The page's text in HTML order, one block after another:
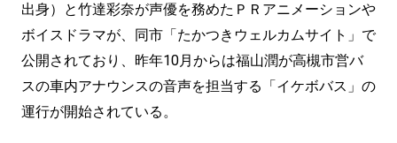
出身）と竹達彩奈が声優を務めたＰＲアニメーションや
ボイスドラマが、同市「たかつきウェルカムサイト」で
公開されており、昨年10月からは福山潤が高槻市営バ
スの車内アナウンスの音声を担当する「イケボバス」の
運行が開始されている。